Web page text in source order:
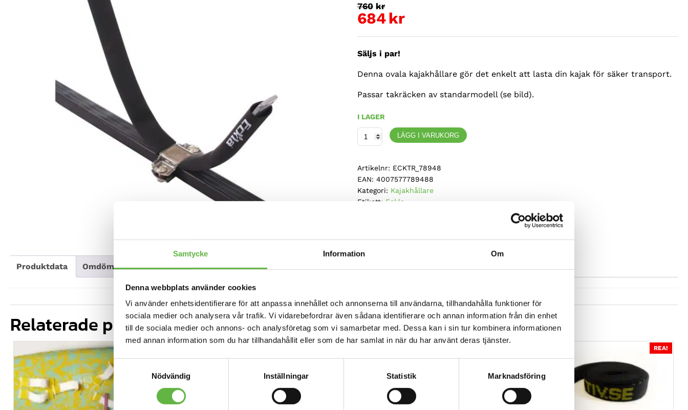
Samtycke Information Om
Denna webbplats använder cookies
Vi använder enhetsidentifierare för att anpassa innehållet och annonserna till användarna, tillhandahålla funktioner för
sociala medier och analysera vår trafik. Vi vidarebefordrar även sådana identifierare och annan information från din enhet
till de sociala medier och annons- och analysföretag som vi samarbetar med. Dessa kan i sin tur kombinera informationen
med annan information som du har tillhandahållit eller som de har samlat in när du har använt deras tjänster.
Samtyckesval
Nödvändig
Inställningar Statistik Marknadsföring
760 kr
684kr
Säljs i par!
Denna ovala kajakhållare gör det enkelt att lasta din kajak för säker transport.
Passar takräcken av standarmodell (se bild).
I LAGER
Eckla,
Kajakhållare
hög
2-
delad
LÄGG I VARUKORG
Artikelnr: ECKTR_78948
EAN:4007577789488
Kategori: Kajakhållare
Etikett: Eckla
Produktdata Omdömen Mer information
Relaterade produkter
REA!